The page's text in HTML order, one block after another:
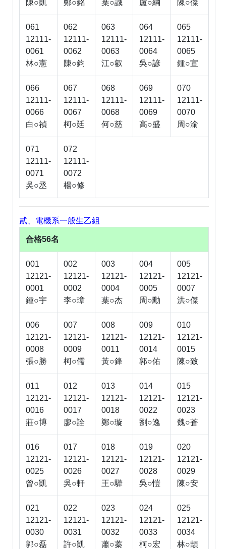
陳○凱 鄭○銘 葉○誠 盧○綱 陳○傑
061
12111-
0061
林○憲
062
12111-
0062
陳○鈞
063
12111-
0063
江○叡
064
12111-
0064
吳○諺
065
12111-
0065
鍾○宣
066
12111-
0066
白○禎
067
12111-
0067
柯○廷
068
12111-
0068
何○慈
069
12111-
0069
高○盛
070
12111-
0070
周○渝
071
12111-
0071
吳○丞
072
12111-
0072
楊○修
貳、電機系一般生乙組
合格56名
001
12121-
0001
鍾○宇
002
12121-
0002
李○璋
003
12121-
0004
葉○杰
004
12121-
0005
周○勳
005
12121-
0007
洪○傑
006
12121-
0008
張○勝
007
12121-
0009
柯○儒
008
12121-
0011
黃○鋒
009
12121-
0014
郭○佑
010
12121-
0015
陳○致
011
12121-
0016
莊○博
012
12121-
0017
廖○詮
013
12121-
0018
鄭○璇
014
12121-
0022
劉○逸
015
12121-
0023
魏○蒼
016
12121-
0025
曾○凱
017
12121-
0026
吳○軒
018
12121-
0027
王○驊
019
12121-
0028
吳○愷
020
12121-
0029
陳○安
021
12121-
0030
郭○磊
022
12121-
0031
許○凱
023
12121-
0032
蕭○蓁
024
12121-
0033
柯○宏
025
12121-
0034
林○頡